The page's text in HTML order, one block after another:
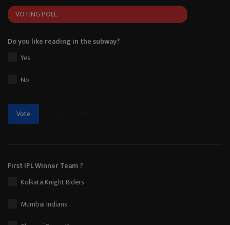
VOTING POLL
Do you like reading in the subway?
Yes
No
Vote
First IPL Winner Team ?
Kolkata Knight Riders
Mumbai Indians